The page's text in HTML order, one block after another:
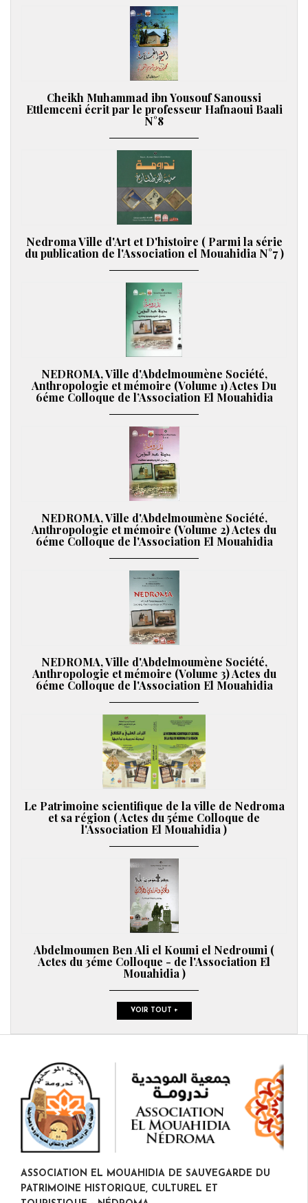
Cheikh Muhammad ibn Yousouf Sanoussi
Ettlemceni écrit par le professeur Hafnaoui Baali
N°8
Nedroma Ville d'Art et D'histoire ( Parmi la série
du publication de l'Association el Mouahidia N°7 )
NEDROMA, Ville d'Abdelmoumène Société,
Anthropologie et mémoire (Volume 1) Actes Du
6éme Colloque de l’Association El Mouahidia
NEDROMA, Ville d'Abdelmoumène Société,
Anthropologie et mémoire (Volume 2) Actes du
6éme Colloque de l'Association El Mouahidia
NEDROMA, Ville d'Abdelmoumène Société,
Anthropologie et mémoire (Volume 3) Actes du
6éme Colloque de l'Association El Mouahidia
Le Patrimoine scientifique de la ville de Nedroma
et sa région ( Actes du 5éme Colloque de
l'Association El Mouahidia )
Abdelmoumen Ben Ali el Koumi el Nedroumi (
Actes du 3éme Colloque - de l'Association El
Mouahidia )
VOIR TOUT +
ASSOCIATION EL MOUAHIDIA DE SAUVEGARDE DU
PATRIMOINE HISTORIQUE, CULTUREL ET